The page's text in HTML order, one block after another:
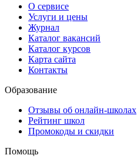
О сервисе
Услуги и цены
Журнал
Каталог вакансий
Каталог курсов
Карта сайта
Контакты
Образование
Отзывы об онлайн-школах
Рейтинг школ
Промокоды и скидки
Помощь